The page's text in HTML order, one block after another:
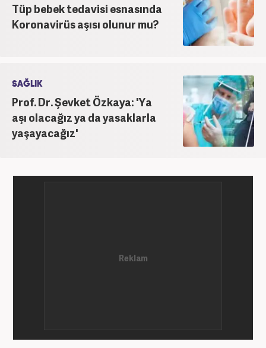
Tüp bebek tedavisi esnasında
Koronavirüs aşısı olunur mu?
SAĞLIK
Prof. Dr. Şevket Özkaya: 'Ya
aşı olacağız ya da yasaklarla
yaşayacağız'